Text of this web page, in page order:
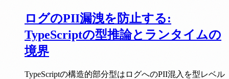
ログのPII漏洩を防止する:
TypeScriptの型推論とランタイムの
境界
TypeScriptの構造的部分型はログへのPII混入を型レベル